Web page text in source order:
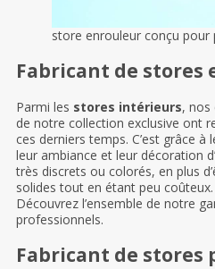
store enrouleur conçu pour
Fabricant de stores
Parmi les stores intérieurs, nos
de notre collection exclusive ont
ces derniers temps. C’est grâce
leur ambiance et leur décoration
très discrets ou colorés, en plus
solides tout en étant peu coûteux.
Découvrez l’ensemble de notre
professionnels.
Fabricant de stores